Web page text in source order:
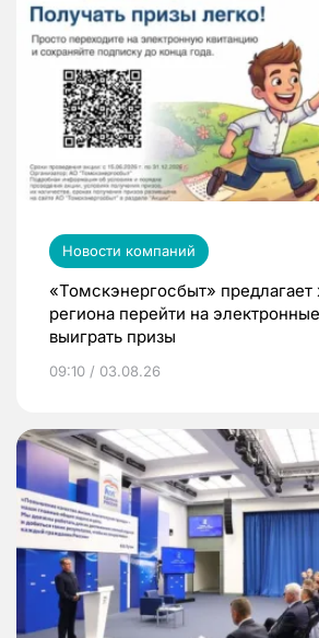
Новости компаний
«Томскэнергосбыт»
региона перейти на
выиграть призы
09:10 / 03.08.26